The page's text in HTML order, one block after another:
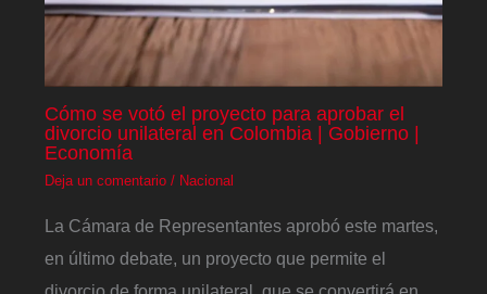
Cómo se votó el proyecto para aprobar el
divorcio unilateral en Colombia | Gobierno |
Economía
Deja un comentario / Nacional
La Cámara de Representantes aprobó este martes,
en último debate, un proyecto que permite el